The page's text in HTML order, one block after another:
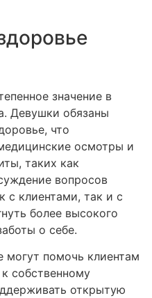
значение в
Девушки обязаны
что
осмотры и
таких как
вопросов
с клиентами, так и с
более высокого
о себе.
могут помочь клиентам
собственному
открытую